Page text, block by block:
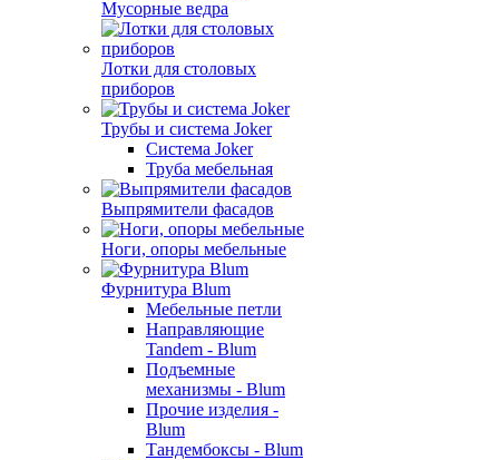
Мусорные ведра
Лотки для столовых
приборов
Трубы и система Joker
Система Joker
Труба мебельная
Выпрямители фасадов
Ноги, опоры мебельные
Фурнитура Blum
Мебельные петли
Направляющие
Tandem - Blum
Подъемные
механизмы - Blum
Прочие изделия -
Blum
Тандембоксы - Blum